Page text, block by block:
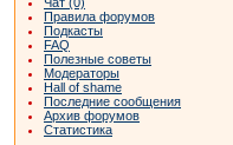
Правила форумов
Подкасты
FAQ
Полезные советы
Модераторы
Hall of shame
Последние сообщения
Архив форумов
Статистика